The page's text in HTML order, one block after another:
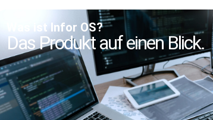
Was ist Infor OS?
Das Produkt auf einen Blick.